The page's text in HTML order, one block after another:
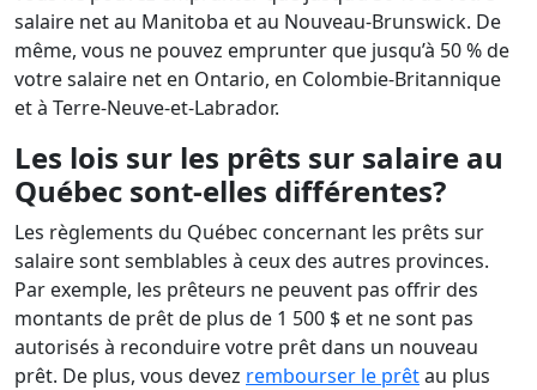
salaire net au Manitoba et au Nouveau-Brunswick. De
même, vous ne pouvez emprunter que jusqu’à 50 % de
votre salaire net en Ontario, en Colombie-Britannique
et à Terre-Neuve-et-Labrador.
Les lois sur les prêts sur salaire au
Québec sont-elles différentes?
Les règlements du Québec concernant les prêts sur
salaire sont semblables à ceux des autres provinces.
Par exemple, les prêteurs ne peuvent pas offrir des
montants de prêt de plus de 1 500 $ et ne sont pas
autorisés à reconduire votre prêt dans un nouveau
prêt. De plus, vous devez rembourser le prêtau plus